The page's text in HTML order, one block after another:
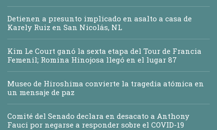
Detienen a presunto implicado en asalto a casa de
Karely Ruiz en San Nicolás, NL
Kim Le Court ganó la sexta etapa del Tour de Francia
Femenil; Romina Hinojosa llegó en el lugar 87
Museo de Hiroshima convierte la tragedia atómica en
un mensaje de paz
Comité del Senado declara en desacato a Anthony
Fauci por negarse a responder sobre el COVID-19